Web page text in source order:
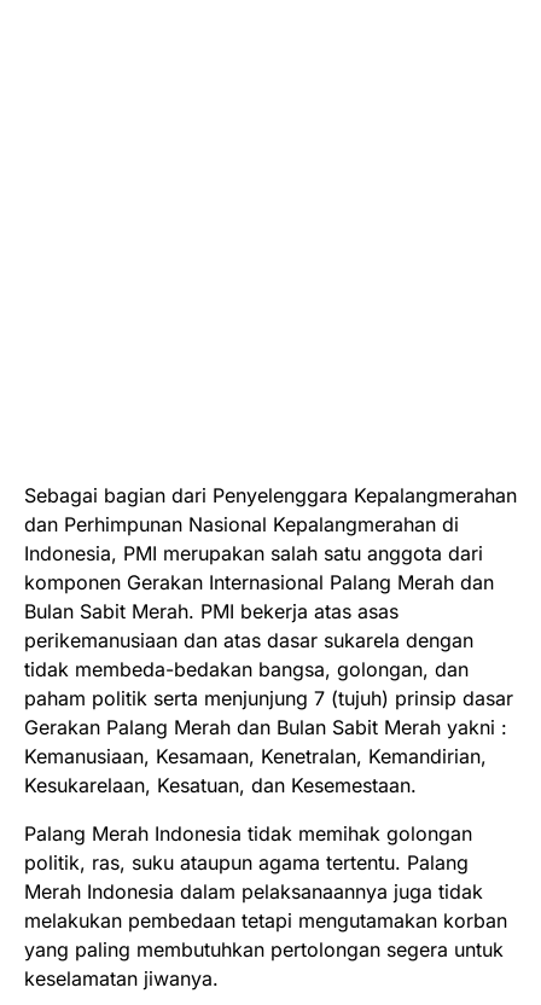
Sebagai bagian dari Penyelenggara Kepalangmerahan
dan Perhimpunan Nasional Kepalangmerahan di
Indonesia, PMI merupakan salah satu anggota dari
komponen Gerakan Internasional Palang Merah dan
Bulan Sabit Merah. PMI bekerja atas asas
perikemanusiaan dan atas dasar sukarela dengan
tidak membeda-bedakan bangsa, golongan, dan
paham politik serta menjunjung 7 (tujuh) prinsip dasar
Gerakan Palang Merah dan Bulan Sabit Merah yakni :
Kemanusiaan, Kesamaan, Kenetralan, Kemandirian,
Kesukarelaan, Kesatuan, dan Kesemestaan.
Palang Merah Indonesia tidak memihak golongan
politik, ras, suku ataupun agama tertentu. Palang
Merah Indonesia dalam pelaksanaannya juga tidak
melakukan pembedaan tetapi mengutamakan korban
yang paling membutuhkan pertolongan segera untuk
keselamatan jiwanya.